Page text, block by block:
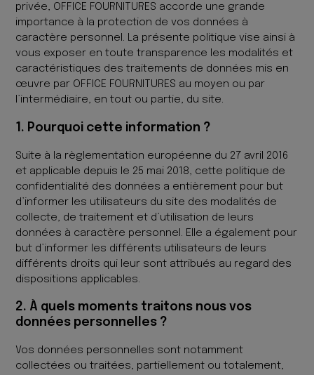
privée, OFFICE FOURNITURES accorde une grande
importance à la protection de vos données à
caractère personnel. La présente politique vise ainsi à
vous exposer en toute transparence les modalités et
caractéristiques des traitements de données mis en
œuvre par OFFICE FOURNITURES au moyen ou par
l’intermédiaire, en tout ou partie, du site.
1. Pourquoi cette information ?
Suite à la règlementation européenne du 27 avril 2016
et applicable depuis le 25 mai 2018, cette politique de
confidentialité des données a entièrement pour but
d’informer les utilisateurs du site des modalités de
collecte, de traitement et d’utilisation de leurs
données à caractère personnel. Elle a également pour
but d’informer les différents utilisateurs de leurs
différents droits qui leur sont attribués au regard des
dispositions applicables.
2. À quels moments traitons nous vos
données personnelles ?
Vos données personnelles sont notamment
collectées ou traitées, partiellement ou totalement,